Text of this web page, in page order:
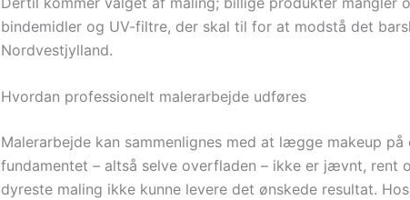
bindemidler og UV-filtre, der skal til for at modstå det
Nordvestjylland.
Hvordan professionelt malerarbejde udføres
Malerarbejde kan sammenlignes med at lægge makeup på
fundamentet – altså selve overfladen – ikke er jævnt, rent
dyreste maling ikke kunne levere det ønskede resultat.